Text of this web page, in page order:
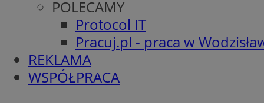
POLECAMY
Protocol IT
Pracuj.pl - praca w
REKLAMA
WSPÓŁPRACA